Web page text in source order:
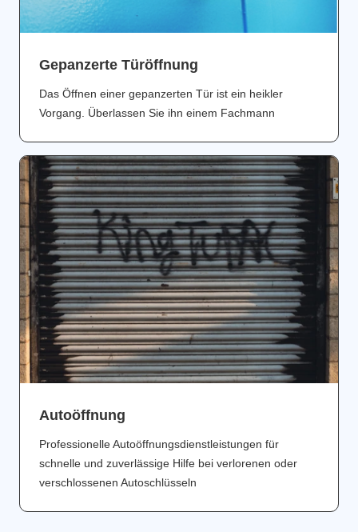
Gepanzerte Türöffnung
Das Öffnen einer gepanzerten Tür ist ein heikler
Vorgang. Überlassen Sie ihn einem Fachmann
Аutoöffnung
Professionelle Autoöffnungsdienstleistungen für
schnelle und zuverlässige Hilfe bei verlorenen oder
verschlossenen Autoschlüsseln